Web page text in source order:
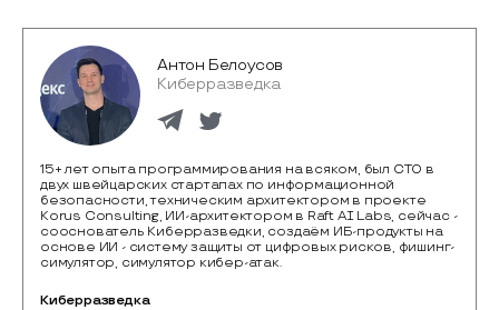
Антон Белоусов
Киберразведка
15+ лет опыта программирования на всяком, был CTO в
двух швейцарских стартапах по информационной
безопасности, техническим архитектором в проекте
Korus Consulting, ИИ-архитектором в Raft AI Labs, сейчас -
сооснователь Киберразведки, создаём ИБ-продукты на
основе ИИ - систему защиты от цифровых рисков, фишинг-
симулятор, симулятор кибер-атак.
Киберразведка